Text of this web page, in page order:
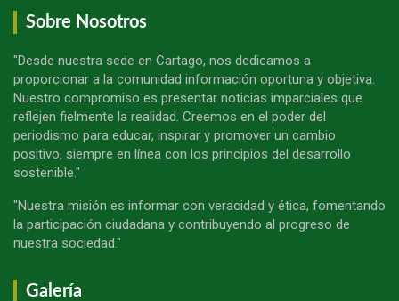
Sobre Nosotros
"Desde nuestra sede en Cartago, nos dedicamos a
proporcionar a la comunidad información oportuna y objetiva.
Nuestro compromiso es presentar noticias imparciales que
reflejen fielmente la realidad. Creemos en el poder del
periodismo para educar, inspirar y promover un cambio
positivo, siempre en línea con los principios del desarrollo
sostenible."
"Nuestra misión es informar con veracidad y ética, fomentando
la participación ciudadana y contribuyendo al progreso de
nuestra sociedad."
Galería